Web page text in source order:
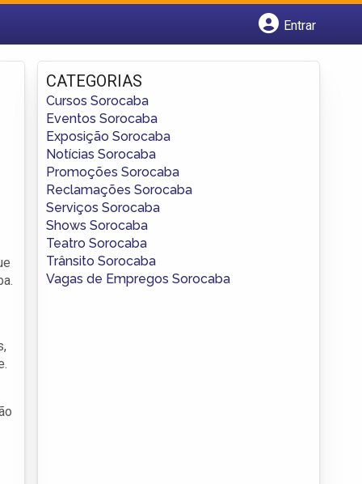
Entrar
Fazer login
Criar conta
CATEGORIAS
Cursos Sorocaba
Eventos Sorocaba
Exposição Sorocaba
Notícias Sorocaba
Promoções Sorocaba
Reclamações Sorocaba
Serviços Sorocaba
Shows Sorocaba
Teatro Sorocaba
Trânsito Sorocaba
Vagas de Empregos Sorocaba